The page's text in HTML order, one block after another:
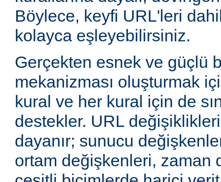
Böylece, keyfi URL'leri
kolayca eşleyebilirsiniz.
Gerçekten esnek ve güçlü
mekanizması oluşturmak
kural ve her kural için de
destekler. URL
dayanır; sunucu
ortam değişkenleri, zaman